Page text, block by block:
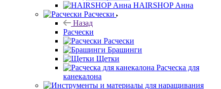
HAIRSHOP Анна
Расчески
Назад
Расчески
Расчески
Брашинги
Щетки
Расческа для
канекалона